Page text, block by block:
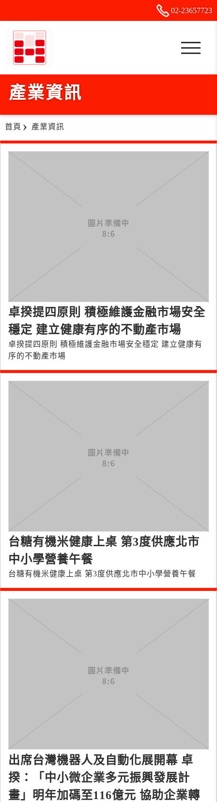
02-23657723
產業資訊
首頁 產業資訊
卓揆提四原則 積極維護金融市場安全
穩定 建立健康有序的不動產市場
卓揆提四原則 積極維護金融市場安全穩定 建立健康有
序的不動產市場
台糖有機米健康上桌 第3度供應北市
中小學營養午餐
台糖有機米健康上桌 第3度供應北市中小學營養午餐
出席台灣機器人及自動化展開幕 卓
揆：「中小微企業多元振興發展計
畫」明年加碼至116億元 協助企業轉